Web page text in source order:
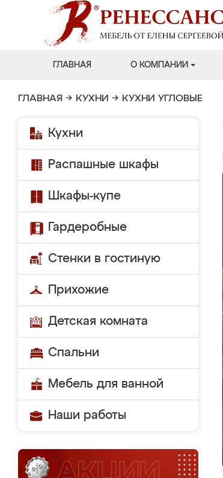
ГЛАВНАЯ О КОМПАНИИ
ГЛАВНАЯ → КУХНИ → КУХНИ УГЛОВЫЕ
Кухни
Распашные шкафы
Шкафы-купе
Гардеробные
Стенки в гостиную
Прихожие
Детская комната
Спальни
Мебель для ванной
Наши работы